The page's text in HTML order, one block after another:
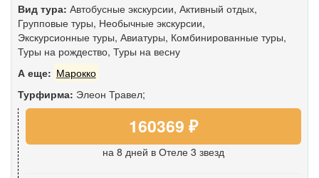
Вид тура: Автобусные экскурсии, Активный отдых,
Групповые туры, Необычные экскурсии,
Экскурсионные туры, Авиатуры, Комбинированные туры,
Туры на рождество, Туры на весну
А еще: Марокко
Турфирма: Элеон Травел;
160369 ₽
на 8 дней в Отеле 3 звезд